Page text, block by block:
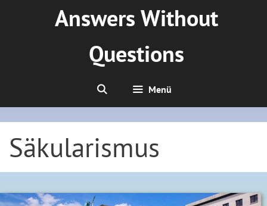
Answers Without
Questions
Menü
Säkularismus